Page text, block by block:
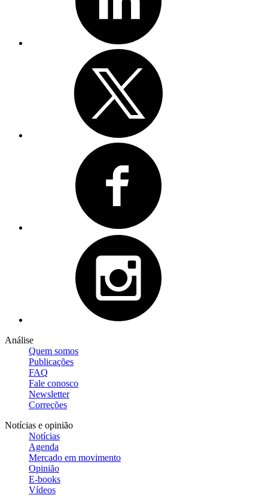
Análise
Quem somos
Publicações
FAQ
Fale conosco
Newsletter
Correções
Notícias e opinião
Notícias
Agenda
Mercado em movimento
Opinião
E-books
Vídeos